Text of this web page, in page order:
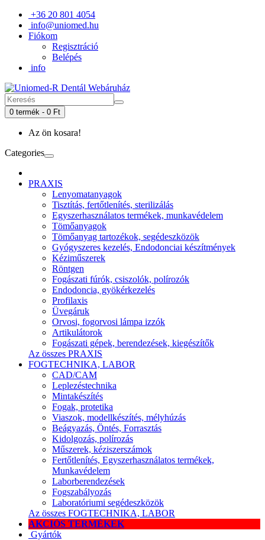
+36 20 801 4054
info@uniomed.hu
Fiókom
Regisztráció
Belépés
info
0 termék - 0 Ft
Az ön kosara!
Categories
PRAXIS
Lenyomatanyagok
Tisztítás, fertőtlenítés, sterilizálás
Egyszerhasználatos termékek, munkavédelem
Tömőanyagok
Tömőanyag tartozékok, segédeszközök
Gyógyszeres kezelés, Endodonciai készítmények
Kéziműszerek
Röntgen
Fogászati fúrók, csiszolók, polírozók
Endodoncia, gyökérkezelés
Profilaxis
Üvegáruk
Orvosi, fogorvosi lámpa izzók
Artikulátorok
Fogászati gépek, berendezések, kiegészítők
Az összes PRAXIS
FOGTECHNIKA, LABOR
CAD/CAM
Leplezéstechnika
Mintakészítés
Fogak, protetika
Viaszok, modellkészítés, mélyhúzás
Beágyazás, Öntés, Forrasztás
Kidolgozás, polírozás
Műszerek, kéziszerszámok
Fertőtlenítés, Egyszerhasználatos termékek,
Munkavédelem
Laborberendezések
Fogszabályozás
Laboratóriumi segédeszközök
Az összes FOGTECHNIKA, LABOR
AKCIÓS TERMÉKEK
Gyártók